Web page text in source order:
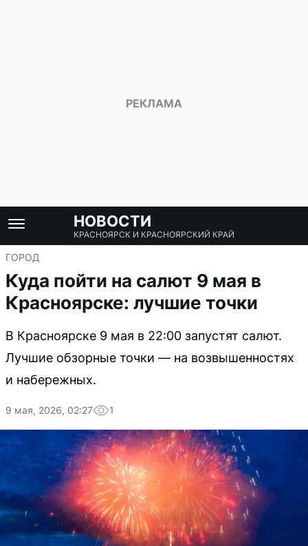
НОВОСТИ
КРАСНОЯРСК И КРАСНОЯРСКИЙ КРАЙ
ГОРОД
Куда пойти на салют 9 мая в
Красноярске: лучшие точки
В Красноярске 9 мая в 22:00 запустят салют.
Лучшие обзорные точки — на возвышенностях
и набережных.
9 мая, 2026, 02:27 1